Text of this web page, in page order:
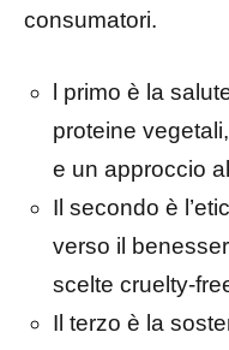
consumatori.
l primo è la
proteine
e un approccio
Il secondo è
verso il
scelte cruelty-
Il terzo è la